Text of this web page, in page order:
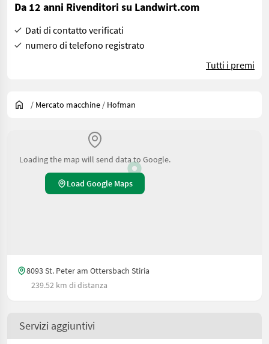
Da 12 anni Rivenditori su Landwirt.com
Dati di contatto verificati
numero di telefono registrato
Tutti i premi
/ Mercato macchine / Hofman
Loading the map will send data to Google.
Load Google Maps
8093 St. Peter am Ottersbach Stiria
239.52 km di distanza
Servizi aggiuntivi